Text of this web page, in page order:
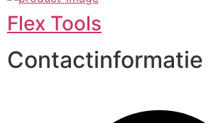
Flex Tools
Contactinformatie